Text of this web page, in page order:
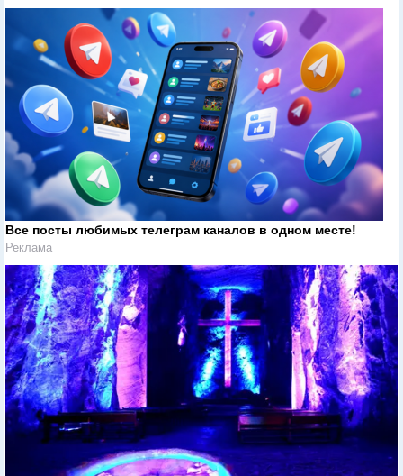
Все посты любимых телеграм каналов в одном месте!
Реклама